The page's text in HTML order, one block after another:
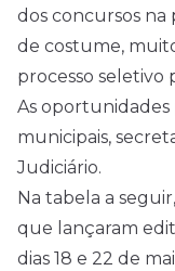
dos concursos na
de costume,
processo seletivo
As oportunidades
municipais,
Judiciário.
Na tabela a
que lançaram
dias 18 e 22 de